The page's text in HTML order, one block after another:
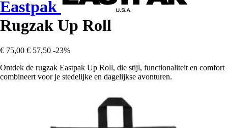
Eastpak
Rugzak Up Roll
€ 75,00 € 57,50 -23%
Ontdek de rugzak Eastpak Up Roll, die stijl, functionaliteit en comfort
combineert voor je stedelijke en dagelijkse avonturen.